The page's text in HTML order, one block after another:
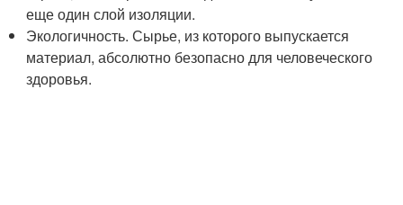
еще один слой изоляции.
Экологичность. Сырье, из которого выпускается
материал, абсолютно безопасно для человеческого
здоровья.